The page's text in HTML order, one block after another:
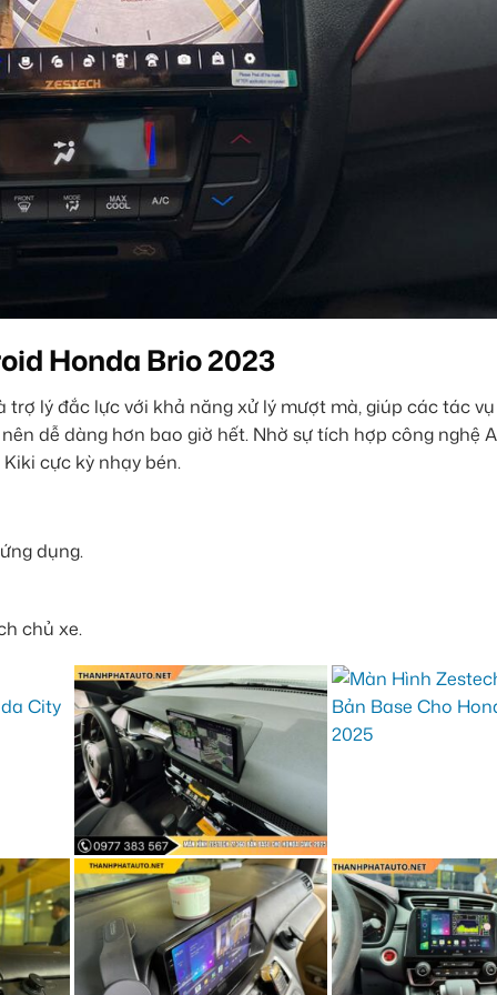
Honda Brio 2023
lý đắc lực với khả năng xử lý mượt mà, giúp các tác
dễ dàng hơn bao giờ hết. Nhờ sự tích hợp công nghệ
cực kỳ nhạy bén.
dụng.
chủ xe.